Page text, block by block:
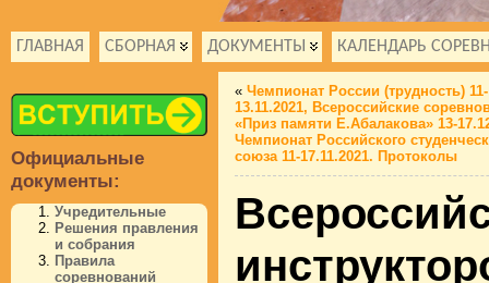
ГЛАВНАЯ СБОРНАЯ ДОКУМЕНТЫ КАЛЕНДАРЬ
Официальные
документы:
Учредительные
Решения правления
и собрания
Правила
соревнований
« Чемпионат России (трудность) 11-
13.11.2021, Всероссийские
«Приз памяти Е.Абалакова» 13-
Чемпионат Российского
союза 11-17.11.2021. Протоколы